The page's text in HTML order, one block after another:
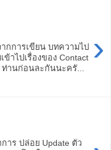
›
กการเขียน บทความไป
าไปเรื่องของ Contact
ท่านก่อนละกันนะครั...
าร ปล่อย Update ตัว